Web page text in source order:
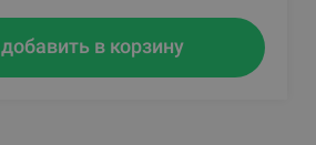
добавить в корзину